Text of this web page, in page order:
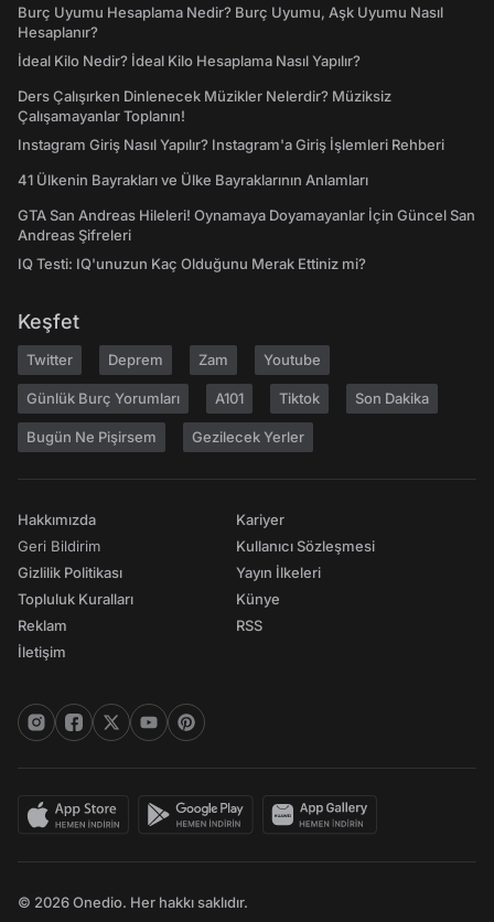
Burç Uyumu Hesaplama Nedir? Burç Uyumu, Aşk Uyumu Nasıl
Hesaplanır?
İdeal Kilo Nedir? İdeal Kilo Hesaplama Nasıl Yapılır?
Ders Çalışırken Dinlenecek Müzikler Nelerdir? Müziksiz
Çalışamayanlar Toplanın!
Instagram Giriş Nasıl Yapılır? Instagram'a Giriş İşlemleri Rehberi
41 Ülkenin Bayrakları ve Ülke Bayraklarının Anlamları
GTA San Andreas Hileleri! Oynamaya Doyamayanlar İçin Güncel San
Andreas Şifreleri
IQ Testi: IQ'unuzun Kaç Olduğunu Merak Ettiniz mi?
Keşfet
Twitter Deprem Zam Youtube
Günlük Burç Yorumları A101 Tiktok Son Dakika
Bugün Ne Pişirsem Gezilecek Yerler
Hakkımızda
Geri Bildirim
Gizlilik Politikası
Topluluk Kuralları
Reklam
İletişim
Kariyer
Kullanıcı Sözleşmesi
Yayın İlkeleri
Künye
RSS
© 2026 Onedio. Her hakkı saklıdır.